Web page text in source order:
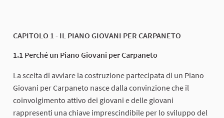
CAPITOLO 1 - IL PIANO GIOVANI PER CARPANETO
1.1 Perché un Piano Giovani per Carpaneto
La scelta di avviare la costruzione partecipata di un Piano
Giovani per Carpaneto nasce dalla convinzione che il
coinvolgimento attivo dei giovani e delle giovani
rappresenti una chiave imprescindibile per lo sviluppo del